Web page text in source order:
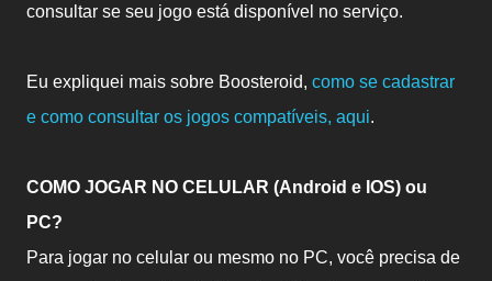
consultar se seu jogo está disponível no serviço.
Eu expliquei mais sobre Boosteroid, como se cadastrar
e como consultar os jogos compatíveis, aqui.
COMO JOGAR NO CELULAR (Android e IOS) ou
PC?
Para jogar no celular ou mesmo no PC, você precisa de